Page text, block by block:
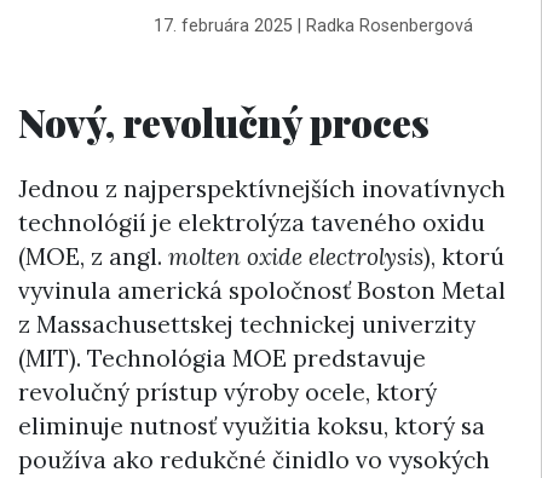
17. februára 2025| Radka Rosenbergová
Nový, revolučný proces
Jednou z najperspektívnejších inovatívnych
technológií je elektrolýza taveného oxidu
(MOE, z angl. molten oxide electrolysis), ktorú
vyvinula americká spoločnosť Boston Metal
z Massachusettskej technickej univerzity
(MIT). Technológia MOE predstavuje
revolučný prístup výroby ocele, ktorý
eliminuje nutnosť využitia koksu, ktorý sa
používa ako redukčné činidlo vo vysokých